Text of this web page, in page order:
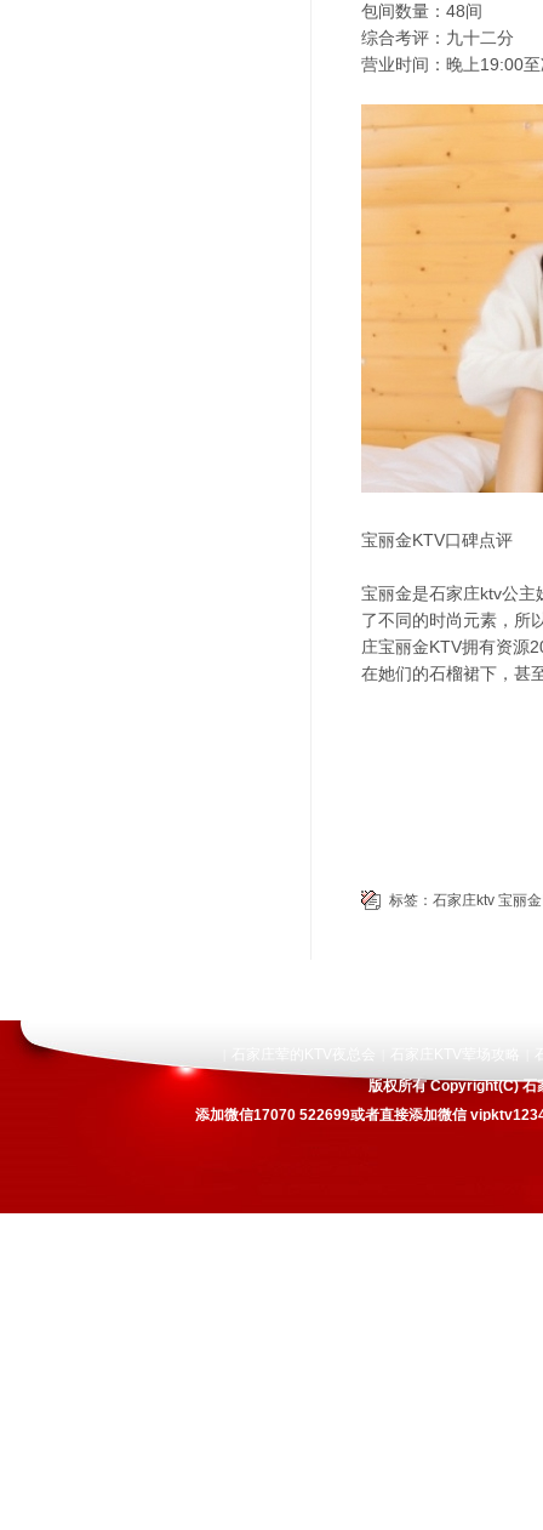
包间数量：48间
综合考评：九十二分
营业时间：晚上19:00
宝丽金KTV口碑点评
宝丽金是石家庄ktv公主
了不同的时尚元素，所
庄宝丽金KTV拥有资源
在她们的石榴裙下，甚
标签： 石家庄ktv 宝丽
版权所有 Copyright(C) 石
添加微信17070 522699或者直接添加微信